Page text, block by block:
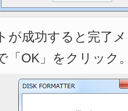
が成功すると完了
「OK」をクリック